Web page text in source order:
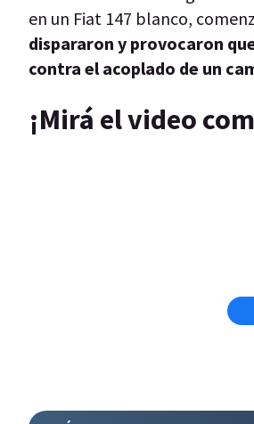
en un Fiat 147 blanco,
dispararon y provocaron
contra el acoplado de un
¡Mirá el video